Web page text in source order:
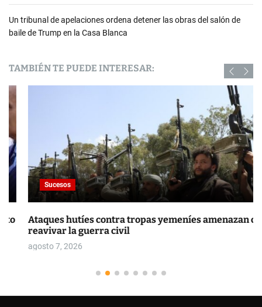
Un tribunal de apelaciones ordena detener las obras del salón de
baile de Trump en la Casa Blanca
TAMBIÉN TE PUEDE INTERESAR:
Sucesos
Ataques hutíes contra tropas yemeníes amenazan con
reavivar la guerra civil
agosto 7, 2026